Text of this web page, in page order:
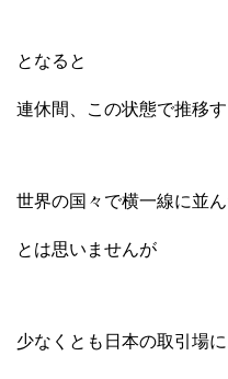
となると
連休間、この状態で推移
世界の国々で横一線に並
とは思いませんが
少なくとも日本の取引場